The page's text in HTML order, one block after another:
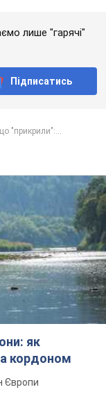
як
кордоном
Європи